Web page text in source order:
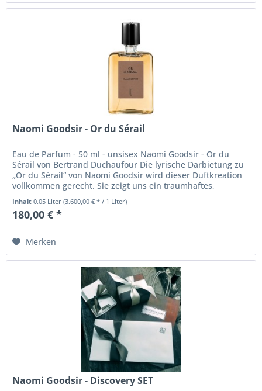
Naomi Goodsir - Or du Sérail
Eau de Parfum - 50 ml - unsisex Naomi Goodsir - Or du
Sérail von Bertrand Duchaufour Die lyrische Darbietung zu
„Or du Sérail“ von Naomi Goodsir wird dieser Duftkreation
vollkommen gerecht. Sie zeigt uns ein traumhaftes,
Inhalt0.05 Liter(3.600,00 € * / 1 Liter)
180,00 € *
Merken
Naomi Goodsir - Discovery SET